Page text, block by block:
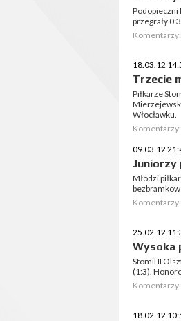
Podopieczni
przegrały
Komentarzy:
18.03.12
Trzecie
Piłkarze
Włocławku.
Komentarzy:
09.03.12
Juniorzy
Młodzi
Komentarzy:
25.02.12
Wysoka
Stomil II
(1:3).
Komentarzy:
18.02.12